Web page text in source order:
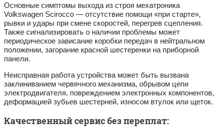
Основные симптомы выхода из строя мехатроника
Volkswagen Scirocco — отсутствие помощи «при старте»,
рывки и удары при смене скоростей, перегрев сцепления.
Также сигнализировать о наличии проблемы может
периодическое зависание коробки передач в нейтральном
положении, загорание красной шестеренки на приборной
панели.
Неисправная работа устройства может быть вызвана
заклиниванием червячного механизма, обрывом цепи
электродвигателя, повреждением электронных компонентов,
деформацией зубьев шестерней, износом втулок или щеток.
Качественный сервис без переплат: